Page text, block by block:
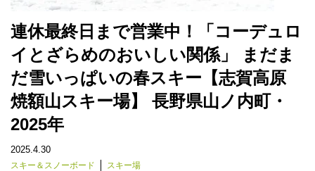
連休最終日まで営業中！「コーデュロ
イとざらめのおいしい関係」 まだま
だ雪いっぱいの春スキー【志賀高原
焼額山スキー場】 長野県山ノ内町・
2025年
2025.4.30
スキー＆スノーボード スキー場